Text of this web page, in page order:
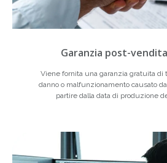
Garanzia post-
Viene fornita una garanzia gratuita di
danno o malfunzionamento causato
partire dalla data di produzione